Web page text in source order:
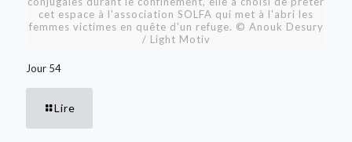
cet espace à l'association SOLFA qui met à l'abri les
femmes victimes en quête d'un refuge. © Anouk Desury
/ Light Motiv
Jour 54
Lire